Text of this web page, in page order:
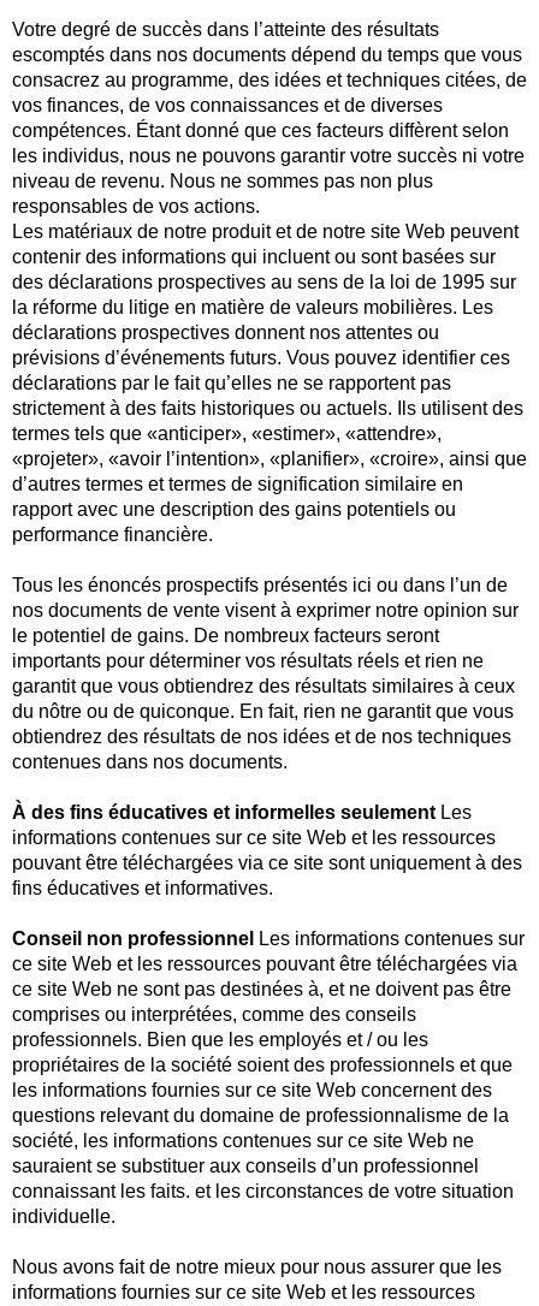
Votre degré de succès dans l’atteinte des résultats
escomptés dans nos documents dépend du temps que vous
consacrez au programme, des idées et techniques citées, de
vos finances, de vos connaissances et de diverses
compétences. Étant donné que ces facteurs diffèrent selon
les individus, nous ne pouvons garantir votre succès ni votre
niveau de revenu. Nous ne sommes pas non plus
responsables de vos actions.
Les matériaux de notre produit et de notre site Web peuvent
contenir des informations qui incluent ou sont basées sur
des déclarations prospectives au sens de la loi de 1995 sur
la réforme du litige en matière de valeurs mobilières. Les
déclarations prospectives donnent nos attentes ou
prévisions d’événements futurs. Vous pouvez identifier ces
déclarations par le fait qu’elles ne se rapportent pas
strictement à des faits historiques ou actuels. Ils utilisent des
termes tels que «anticiper», «estimer», «attendre»,
«projeter», «avoir l’intention», «planifier», «croire», ainsi que
d’autres termes et termes de signification similaire en
rapport avec une description des gains potentiels ou
performance financière.
Tous les énoncés prospectifs présentés ici ou dans l’un de
nos documents de vente visent à exprimer notre opinion sur
le potentiel de gains. De nombreux facteurs seront
importants pour déterminer vos résultats réels et rien ne
garantit que vous obtiendrez des résultats similaires à ceux
du nôtre ou de quiconque. En fait, rien ne garantit que vous
obtiendrez des résultats de nos idées et de nos techniques
contenues dans nos documents.
À des fins éducatives et informelles seulement Les
informations contenues sur ce site Web et les ressources
pouvant être téléchargées via ce site sont uniquement à des
fins éducatives et informatives.
Conseil non professionnel
Les informations contenues sur
ce site Web et les ressources pouvant être téléchargées via
ce site Web ne sont pas destinées à, et ne doivent pas être
comprises ou interprétées, comme des conseils
professionnels. Bien que les employés et / ou les
propriétaires de la société soient des professionnels et que
les informations fournies sur ce site Web concernent des
questions relevant du domaine de professionnalisme de la
société, les informations contenues sur ce site Web ne
sauraient se substituer aux conseils d’un professionnel
connaissant les faits. et les circonstances de votre situation
individuelle.
Nous avons fait de notre mieux pour nous assurer que les
informations fournies sur ce site Web et les ressources